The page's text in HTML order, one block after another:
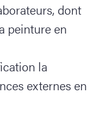
dont
peinture en
la
externes en